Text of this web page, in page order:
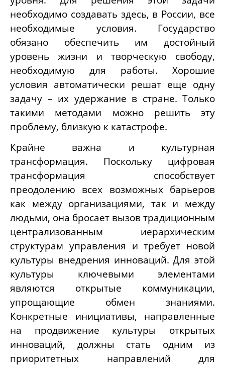
необходимо создавать здесь, в России, все
необходимые условия. Государство
обязано обеспечить им достойный
уровень жизни и творческую свободу,
необходимую для работы. Хорошие
условия автоматически решат еще одну
задачу – их удержание в стране. Только
такими методами можно решить эту
проблему, близкую к катастрофе.
Крайне важна и культурная
трансформация. Поскольку цифровая
трансформация способствует
преодолению всех возможных барьеров
как между организациями, так и между
людьми, она бросает вызов традиционным
централизованным иерархическим
структурам управления и требует новой
культуры внедрения инноваций. Для этой
культуры ключевыми элементами
являются открытые коммуникации,
упрощающие обмен знаниями.
Конкретные инициативы, направленные
на продвижение культуры открытых
инноваций, должны стать одним из
приоритетных направлений для